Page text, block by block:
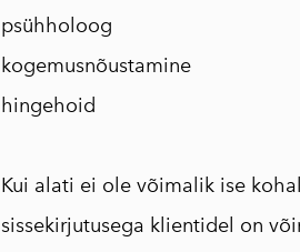
psühholoog
kogemusnõustamine
hingehoid
Kui alati ei ole võimalik ise
sissekirjutusega klientidel on